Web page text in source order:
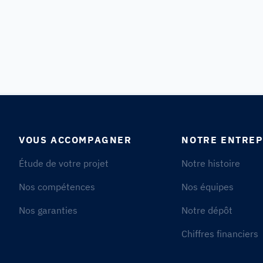
VOUS ACCOMPAGNER
Étude de votre projet
Nos compétences
Nos garanties
NOTRE
Notre histoire
Nos équipes
Notre dépôt
Chiffres financiers